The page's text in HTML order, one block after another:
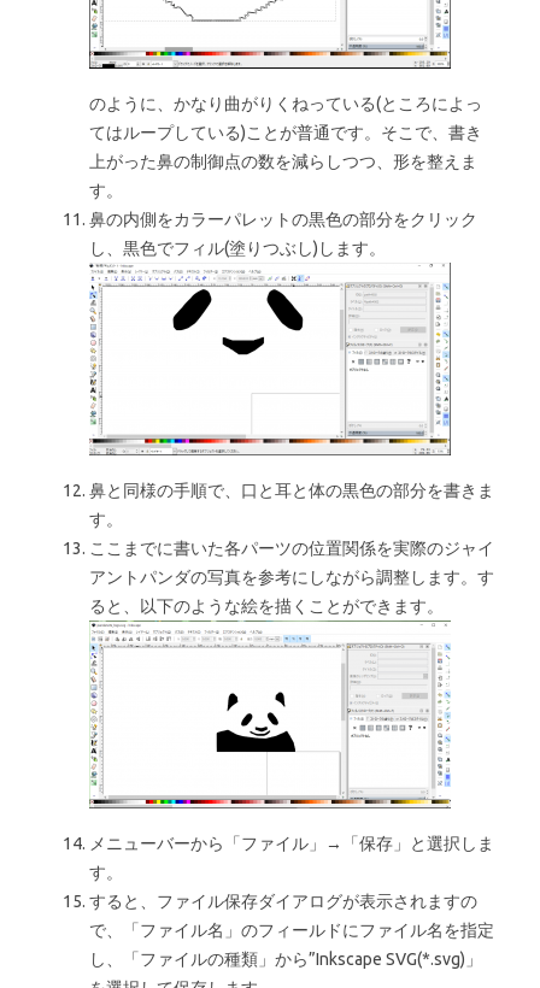
のように、かなり曲がりくねっている(ところによっ
てはループしている)ことが普通です。そこで、書き
上がった鼻の制御点の数を減らしつつ、形を整えま
す。
鼻の内側をカラーパレットの黒色の部分をクリック
し、黒色でフィル(塗りつぶし)します。
鼻と同様の手順で、口と耳と体の黒色の部分を書きま
す。
ここまでに書いた各パーツの位置関係を実際のジャイ
アントパンダの写真を参考にしながら調整します。す
ると、以下のような絵を描くことができます。
メニューバーから「ファイル」→「保存」と選択しま
す。
すると、ファイル保存ダイアログが表示されますの
で、「ファイル名」のフィールドにファイル名を指定
し、「ファイルの種類」から”Inkscape SVG(*.svg)」